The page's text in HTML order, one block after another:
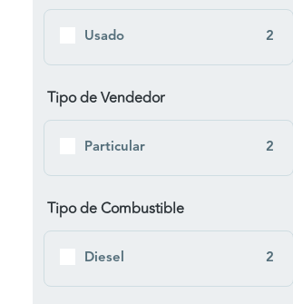
Usado 2
Tipo de Vendedor
Particular 2
Tipo de Combustible
Diesel 2